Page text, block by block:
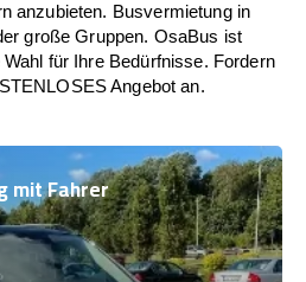
anzubieten. Busvermietung in
große Gruppen. OsaBus ist
für Ihre Bedürfnisse. Fordern
Angebot an.
mit Fahrer